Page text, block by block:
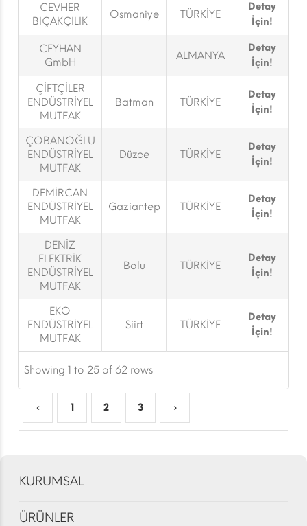
CEVHER
BIÇAKÇILIK
Osmaniye TÜRKİYE
Detay
İçin!
CEYHAN
GmbH
ALMANYA
Detay
İçin!
ÇİFTÇİLER
ENDÜSTRİYEL
MUTFAK
Batman TÜRKİYE
Detay
İçin!
ÇOBANOĞLU
ENDÜSTRİYEL
MUTFAK
Düzce TÜRKİYE
Detay
İçin!
DEMİRCAN
ENDÜSTRİYEL
MUTFAK
Gaziantep TÜRKİYE
Detay
İçin!
DENİZ
ELEKTRİK
ENDÜSTRİYEL
MUTFAK
Bolu TÜRKİYE
Detay
İçin!
EKO
ENDÜSTRİYEL
MUTFAK
Siirt TÜRKİYE
Detay
İçin!
Showing 1 to 25 of 62 rows
‹ 1 2 3 ›
KURUMSAL
ÜRÜNLER